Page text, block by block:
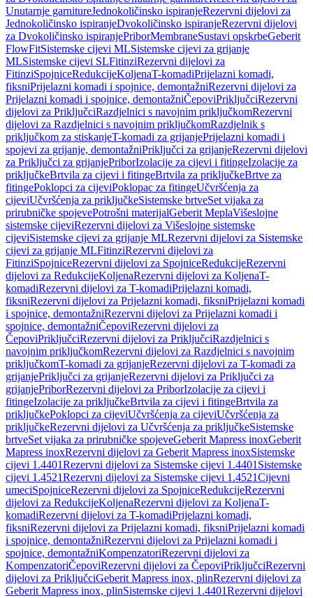
Unutarnje garnitureJednokoličinsko ispiranjeRezervni dijelovi za
Jednokoličinsko ispiranjeDvokoličinsko ispiranjeRezervni dijelovi
za Dvokoličinsko ispiranjePriborMembraneSustavi opskrbeGeberit
FlowFitSistemske cijevi MLSistemske cijevi za grijanje
MLSistemske cijevi SLFitinziRezervni dijelovi za
FitinziSpojniceRedukcijeKoljenaT-komadiPrijelazni komadi,
fiksniPrijelazni komadi i spojnice, demontažniRezervni dijelovi za
Prijelazni komadi i spojnice, demontažniČepoviPriključciRezervni
dijelovi za PriključciRazdjelnici s navojnim priključkomRezervni
dijelovi za Razdjelnici s navojnim priključkomRazdjelnik s
priključkom za stiskanjeT-komadi za grijanjePrijelazni komadi i
spojevi za grijanje, demontažniPriključci za grijanjeRezervni dijelovi
za Priključci za grijanjePriborIzolacije za cijevi i fitingeIzolacije za
priključkeBrtvila za cijevi i fitingeBrtvila za priključkeBrtve za
fitingePoklopci za cijeviPoklopac za fitingeUčvršćenja za
cijeviUčvršćenja za priključkeSistemske brtveSet vijaka za
prirubničke spojevePotrošni materijalGeberit MeplaVišeslojne
sistemske cijeviRezervni dijelovi za Višeslojne sistemske
cijeviSistemske cijevi za grijanje MLRezervni dijelovi za Sistemske
cijevi za grijanje MLFitinziRezervni dijelovi za
FitinziSpojniceRezervni dijelovi za SpojniceRedukcijeRezervni
dijelovi za RedukcijeKoljenaRezervni dijelovi za KoljenaT-
komadiRezervni dijelovi za T-komadiPrijelazni komadi,
fiksniRezervni dijelovi za Prijelazni komadi, fiksniPrijelazni komadi
i spojnice, demontažniRezervni dijelovi za Prijelazni komadi i
spojnice, demontažniČepoviRezervni dijelovi za
ČepoviPriključciRezervni dijelovi za PriključciRazdjelnici s
navojnim priključkomRezervni dijelovi za Razdjelnici s navojnim
priključkomT-komadi za grijanjeRezervni dijelovi za T-komadi za
grijanjePriključci za grijanjeRezervni dijelovi za Priključci za
grijanjePriborRezervni dijelovi za PriborIzolacije za cijevi i
fitingeIzolacije za priključkeBrtvila za cijevi i fitingeBrtvila za
priključkePoklopci za cijeviUčvršćenja za cijeviUčvršćenja za
priključkeRezervni dijelovi za Učvršćenja za priključkeSistemske
brtveSet vijaka za prirubničke spojeveGeberit Mapress inoxGeberit
Mapress inoxRezervni dijelovi za Geberit Mapress inoxSistemske
cijevi 1.4401Rezervni dijelovi za Sistemske cijevi 1.4401 Sistemske
cijevi 1.4521Rezervni dijelovi za Sistemske cijevi 1.4521Cijevni
umeciSpojniceRezervni dijelovi za SpojniceRedukcijeRezervni
dijelovi za RedukcijeKoljenaRezervni dijelovi za KoljenaT-
komadiRezervni dijelovi za T-komadiPrijelazni komadi,
fiksniRezervni dijelovi za Prijelazni komadi, fiksniPrijelazni komadi
i spojnice, demontažniRezervni dijelovi za Prijelazni komadi i
spojnice, demontažniKompenzatoriRezervni dijelovi za
KompenzatoriČepoviRezervni dijelovi za ČepoviPriključciRezervni
dijelovi za PriključciGeberit Mapress inox, plinRezervni dijelovi za
Geberit Mapress inox, plinSistemske cijevi 1.4401Rezervni dijelovi